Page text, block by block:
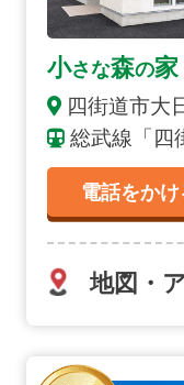
小さな森の家
四街道市大
総武線「四
電話をかけ
地図・
八富成田斎場の